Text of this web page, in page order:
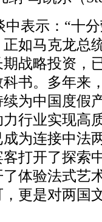
表示：“十
如马克龙总
战略投资，
书。多年来
为中国度假
行业实现高
为连接中法
打开了探索
体验法式艺
更是对两国